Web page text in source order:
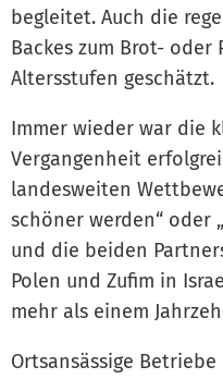
begleitet. Auch die
Backes zum Brot- oder
Altersstufen geschätzt.
Immer wieder war die
Vergangenheit
landesweiten
schöner werden“ oder
und die beiden
Polen und Zufim in
mehr als einem
Ortsansässige